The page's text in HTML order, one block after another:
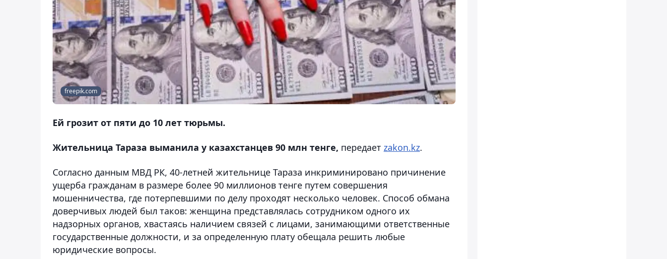
freepik.com
Ей грозит от пяти до 10 лет тюрьмы.
Жительница Тараза выманила у казахстанцев 90 млн тенге, передает zakon.kz.
Согласно данным МВД РК, 40-летней жительнице Тараза инкриминировано причинение
ущерба гражданам в размере более 90 миллионов тенге путем совершения
мошенничества, где потерпевшими по делу проходят несколько человек. Способ обмана
доверчивых людей был таков: женщина представлялась сотрудником одного их
надзорных органов, хвастаясь наличием связей с лицами, занимающими ответственные
государственные должности, и за определенную плату обещала решить любые
юридические вопросы.